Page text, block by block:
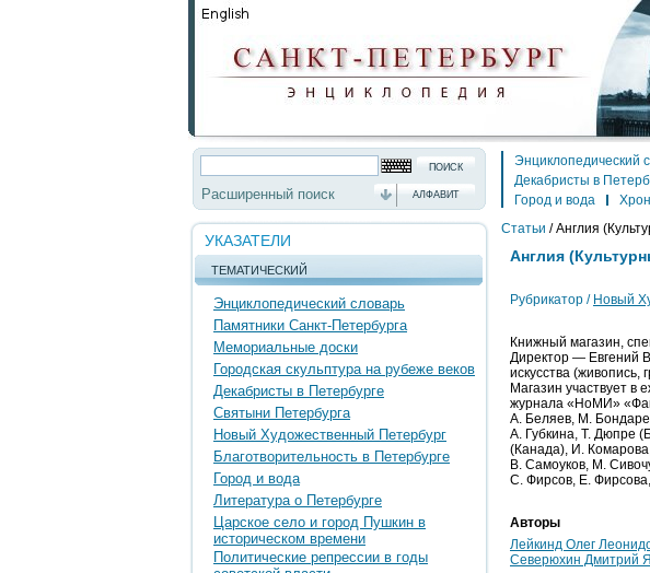
Расширенный поиск АЛФАВИТ
УКАЗАТЕЛИ
ТЕМАТИЧЕСКИЙ
Энциклопедический словарь
Памятники Санкт-Петербурга
Мемориальные доски
Городская скульптура на рубеже веков
Декабристы в Петербурге
Святыни Петербурга
Новый Художественный Петербург
Благотворительность в Петербурге
Город и вода
Литература о Петербурге
Царское село и город Пушкин в
историческом времени
Политические репрессии в годы
Энциклопедический
Декабристы в
Город и вода
Статьи / Англия
Англия
Рубрикатор / Новый
Книжный магазин,
Директор — Евгений
искусства
Магазин участвует
журнала «НоМИ»
А. Беляев, М.
А. Губкина, Т. Дюпре
(Канада), И.
В. Самоуков, М.
С. Фирсов, Е.
Авторы
Лейкинд Олег
Северюхин Дмитрий